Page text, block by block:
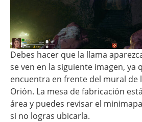
Debes hacer que la llama
se ven en la siguiente imagen, ya
encuentra en frente del mural de
Orión. La mesa de fabricación
área y puedes revisar el
si no logras ubicarla.